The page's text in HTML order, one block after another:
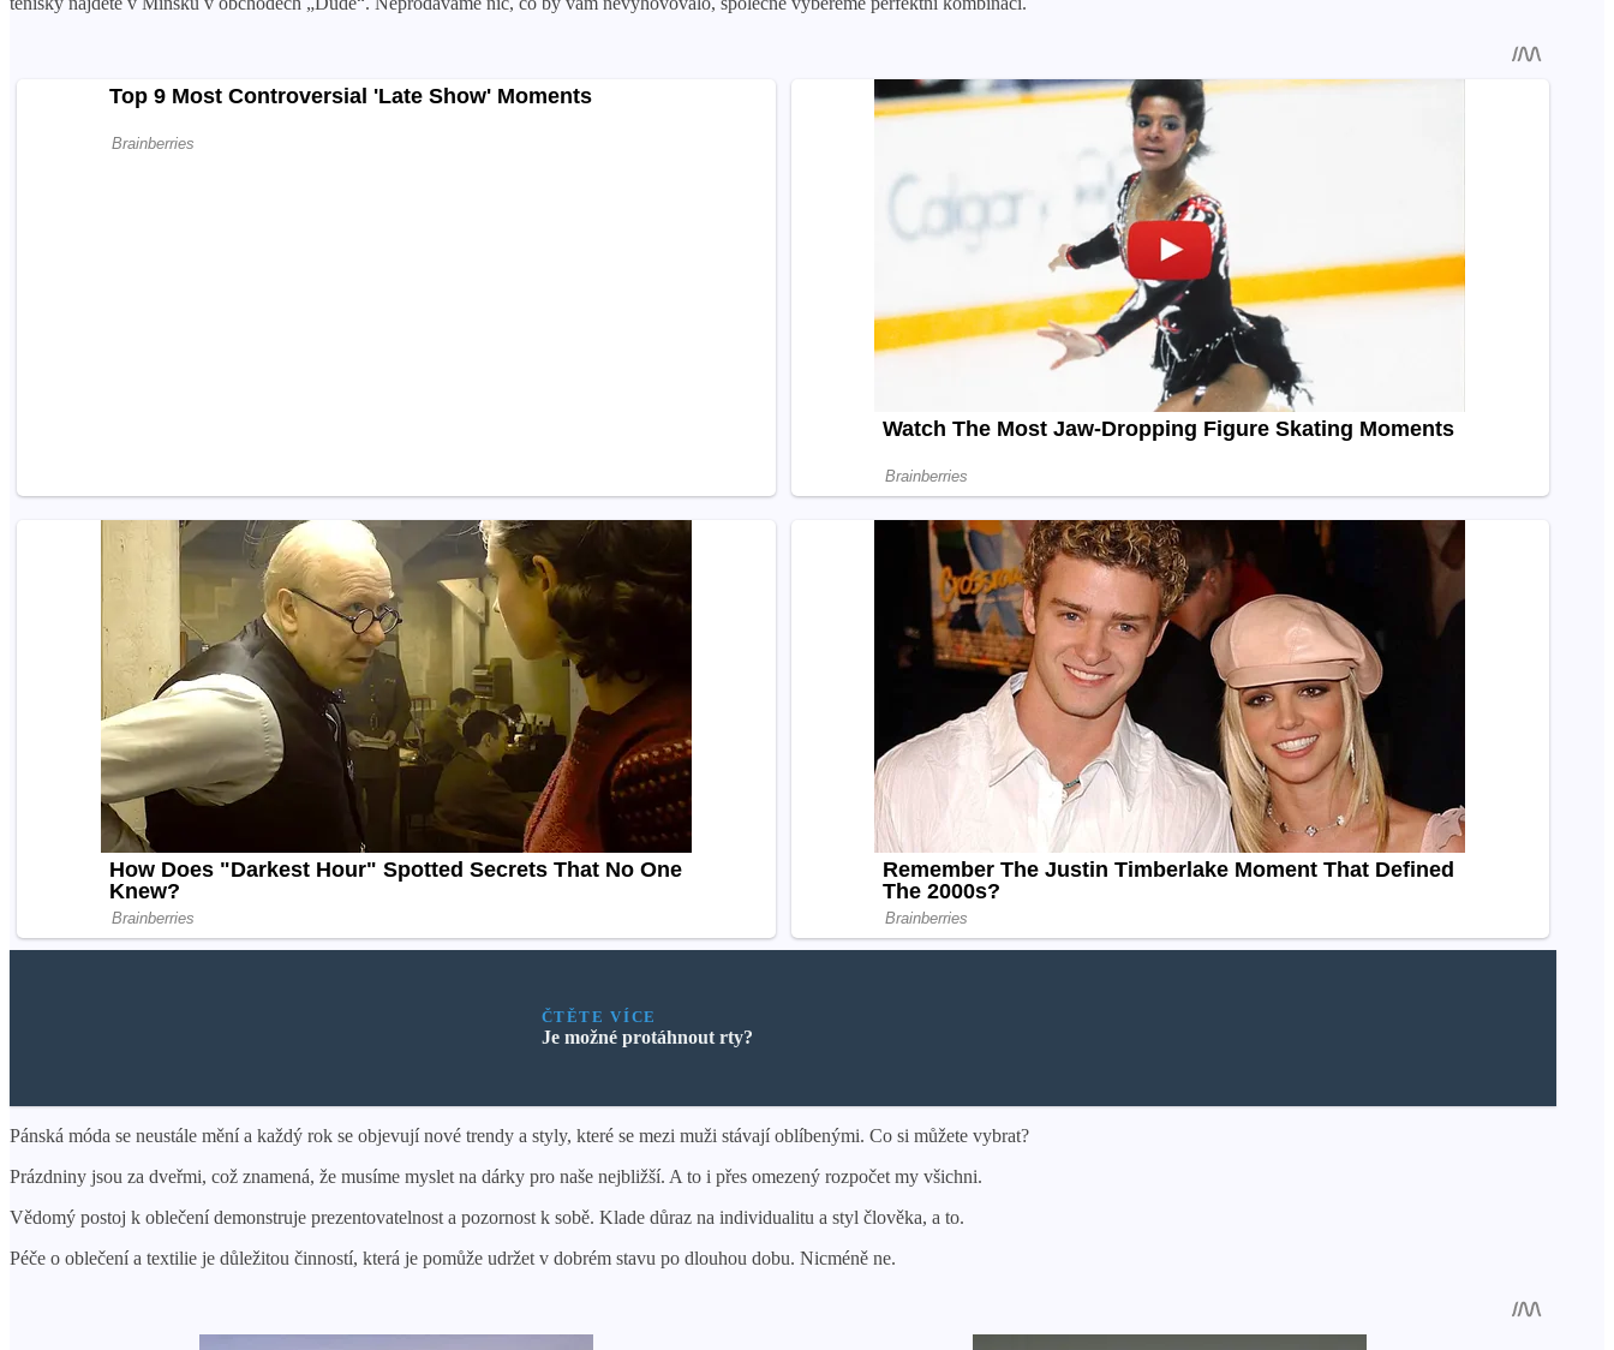
ČTĚTE VÍCE
Je možné protáhnout rty?
Pánská móda se neustále mění a každý rok se objevují nové trendy a styly, které se mezi muži stávají oblíbenými. Co si můžete vybrat?
Prázdniny jsou za dveřmi, což znamená, že musíme myslet na dárky pro naše nejbližší. A to i přes omezený rozpočet my všichni.
Vědomý postoj k oblečení demonstruje prezentovatelnost a pozornost k sobě. Klade důraz na individualitu a styl člověka, a to.
Péče o oblečení a textilie je důležitou činností, která je pomůže udržet v dobrém stavu po dlouhou dobu. Nicméně ne.